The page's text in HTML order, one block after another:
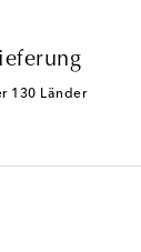
130 Länder